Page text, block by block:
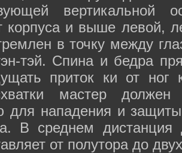
корпуса и выше левой,
в точку между
тэй. Спина и бедра
приток ки от
мастер должен
для нападения и
В среднем
от полутора до